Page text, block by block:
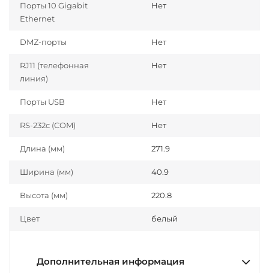
Порты 10 Gigabit
Ethernet
Нет
DMZ-порты Нет
RJ11 (телефонная
линия)
Нет
Порты USB Нет
RS-232c (COM) Нет
Длина (мм) 271.9
Ширина (мм) 40.9
Высота (мм) 220.8
Цвет белый
Дополнительная информация